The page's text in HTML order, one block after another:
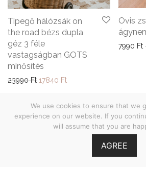
Tipegő hálózsák on
the road bézs dupla
géz 3 féle
vastagságban GOTS
minősítés
23990Ft Original price was: 23990 Ft.
17840 FtCurrent price is: 17840 Ft.
Ovis
7990 Ft
We use cookies to ensure that we
experience on our website. If you
will assume that you are
AGREE